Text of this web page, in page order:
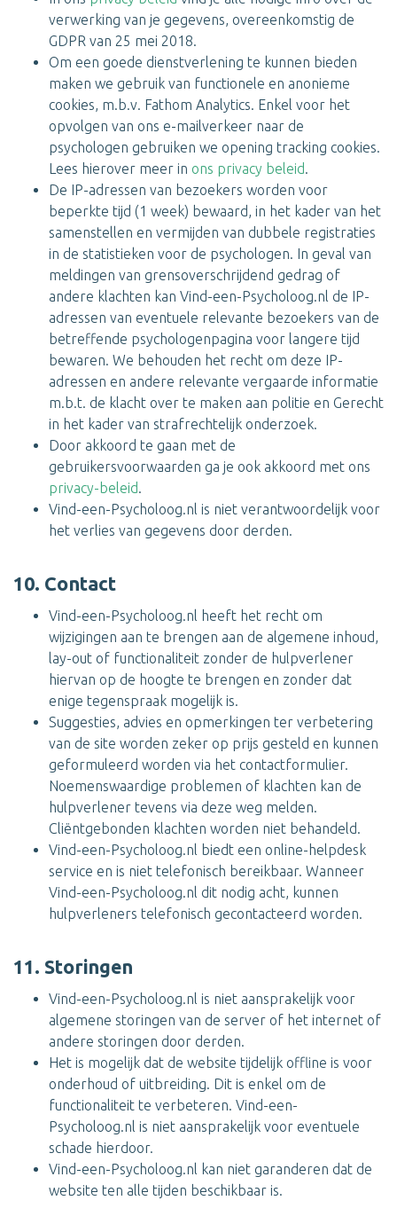
verwerking van je gegevens, overeenkomstig de
GDPR van 25 mei 2018.
Om een goede dienstverlening te kunnen bieden
maken we gebruik van functionele en anonieme
cookies, m.b.v. Fathom Analytics. Enkel voor het
opvolgen van ons e-mailverkeer naar de
psychologen gebruiken we opening tracking cookies.
Lees hierover meer in ons privacy beleid.
De IP-adressen van bezoekers worden voor
beperkte tijd (1 week) bewaard, in het kader van het
samenstellen en vermijden van dubbele registraties
in de statistieken voor de psychologen. In geval van
meldingen van grensoverschrijdend gedrag of
andere klachten kan Vind-een-Psycholoog.nl de IP-
adressen van eventuele relevante bezoekers van de
betreffende psychologenpagina voor langere tijd
bewaren. We behouden het recht om deze IP-
adressen en andere relevante vergaarde informatie
m.b.t. de klacht over te maken aan politie en Gerecht
in het kader van strafrechtelijk onderzoek.
Door akkoord te gaan met de
gebruikersvoorwaarden ga je ook akkoord met ons
privacy-beleid.
Vind-een-Psycholoog.nl is niet verantwoordelijk voor
het verlies van gegevens door derden.
10. Contact
Vind-een-Psycholoog.nl heeft het recht om
wijzigingen aan te brengen aan de algemene inhoud,
lay-out of functionaliteit zonder de hulpverlener
hiervan op de hoogte te brengen en zonder dat
enige tegenspraak mogelijk is.
Suggesties, advies en opmerkingen ter verbetering
van de site worden zeker op prijs gesteld en kunnen
geformuleerd worden via het contactformulier.
Noemenswaardige problemen of klachten kan de
hulpverlener tevens via deze weg melden.
Cliëntgebonden klachten worden niet behandeld.
Vind-een-Psycholoog.nl biedt een online-helpdesk
service en is niet telefonisch bereikbaar. Wanneer
Vind-een-Psycholoog.nl dit nodig acht, kunnen
hulpverleners telefonisch gecontacteerd worden.
11. Storingen
Vind-een-Psycholoog.nl is niet aansprakelijk voor
algemene storingen van de server of het internet of
andere storingen door derden.
Het is mogelijk dat de website tijdelijk offline is voor
onderhoud of uitbreiding. Dit is enkel om de
functionaliteit te verbeteren. Vind-een-
Psycholoog.nl is niet aansprakelijk voor eventuele
schade hierdoor.
Vind-een-Psycholoog.nl kan niet garanderen dat de
website ten alle tijden beschikbaar is.